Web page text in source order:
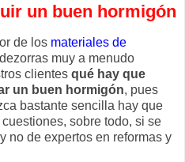
un buen hormigón
de los materiales de
muy a menudo
clientes qué hay que
un buen hormigón, pues
bastante sencilla hay que
sobre todo, si se
no de expertos en reformas y